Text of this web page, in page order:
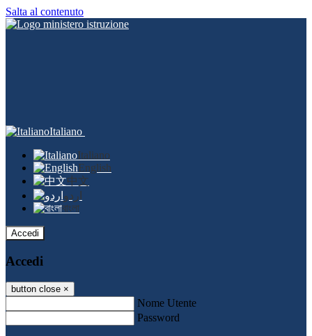
Salta al contenuto
Italiano
Italiano
English
中文
اردو
বাংলা
Accedi
Accedi
button close ×
Nome Utente
Password